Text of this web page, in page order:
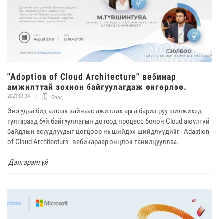
"Adoption of Cloud Architecture" вебинар
амжилттай зохион байгуулагдаж өнгөрлөө.
2021-08-24 Блог,
Энэ удаа бид алсын зайнаас ажиллах арга барил руу шилжихэд
тулгараад буй байгууллагын дотоод процесс болон Cloud аюулгүй
байдлын асуудлуудыг цогцоор нь шийдэх шийдлүүдийг "Adaption
of Cloud Architecture" вебинараар онцлон танилцууллаа.
Дэлгэрэнгүй